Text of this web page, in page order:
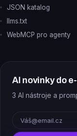
JSON katalog
llms.txt
WebMCP pro agenty
AI novinky do
3 AI nástroje a